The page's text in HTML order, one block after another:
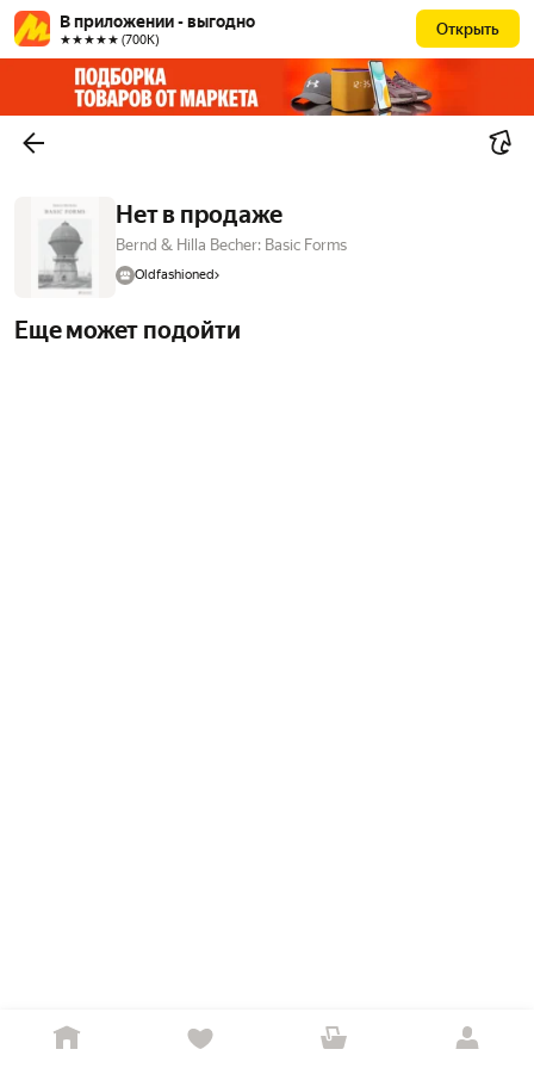
В приложении - выгодно
★★★★★ (700К)
Открыть
Нет в продаже
Bernd & Hilla Becher: Basic Forms
Oldfashioned
Еще может подойти